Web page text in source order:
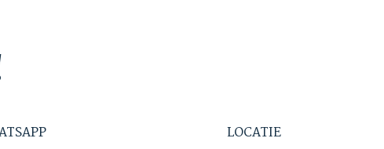
LOCATIE